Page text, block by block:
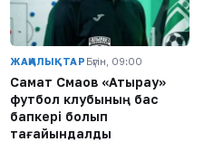
ЖАҢАЛЫҚТАР Бүгін, 09:00
Самат Смақов «Атырау»
футбол клубының бас
бапкері болып
тағайындалды